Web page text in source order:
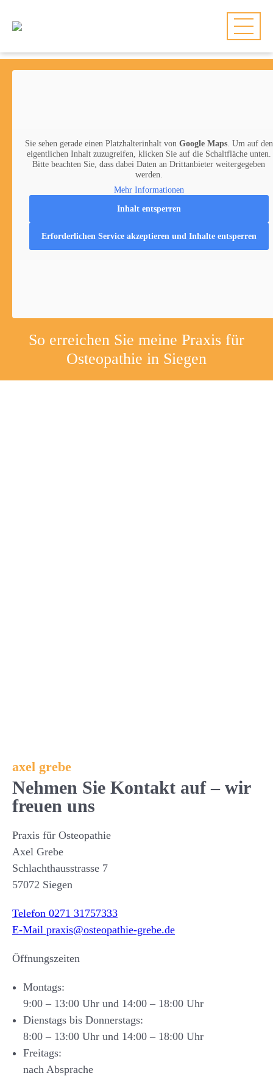
Hauptmenü
Hauptinhalt
So erreichen Sie meine Praxis für
Osteo­pathie in Siegen
Sie sehen gerade einen Platzhalterinhalt von Google Maps. Um auf den
eigentlichen Inhalt zuzugreifen, klicken Sie auf die Schaltfläche unten.
Bitte beachten Sie, dass dabei Daten an Drittanbieter weitergegeben
werden.
Mehr Informationen
Inhalt entsperren
Erforderlichen Service akzeptieren und Inhalte entsperren
axel grebe
Nehmen Sie Kontakt auf – wir
freuen uns
Praxis für Osteopathie
Axel Grebe
Schlachthausstrasse 7
57072 Siegen
Telefon 0271 31757333
E-Mail praxis@osteopathie-grebe.de
Öffnungszeiten
Montags:
9:00 – 13:00 Uhr und 14:00 – 18:00 Uhr
Dienstags bis Donnerstags:
8:00 – 13:00 Uhr und 14:00 – 18:00 Uhr
Freitags:
nach Absprache